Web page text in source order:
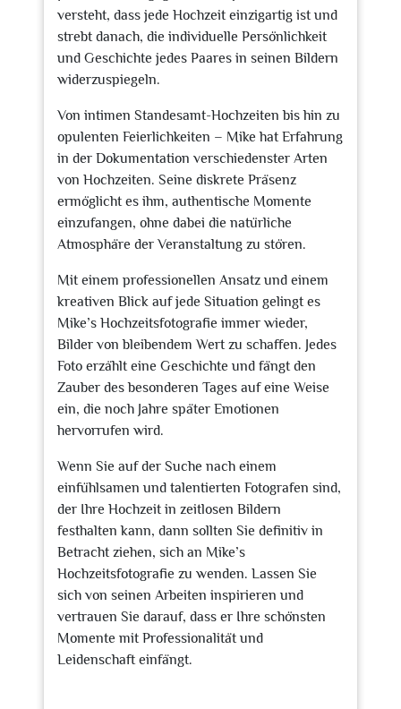
versteht, dass jede Hochzeit einzigartig ist und
strebt danach, die individuelle Persönlichkeit
und Geschichte jedes Paares in seinen Bildern
widerzuspiegeln.
Von intimen Standesamt-Hochzeiten bis hin zu
opulenten Feierlichkeiten – Mike hat Erfahrung
in der Dokumentation verschiedenster Arten
von Hochzeiten. Seine diskrete Präsenz
ermöglicht es ihm, authentische Momente
einzufangen, ohne dabei die natürliche
Atmosphäre der Veranstaltung zu stören.
Mit einem professionellen Ansatz und einem
kreativen Blick auf jede Situation gelingt es
Mike’s Hochzeitsfotografie immer wieder,
Bilder von bleibendem Wert zu schaffen. Jedes
Foto erzählt eine Geschichte und fängt den
Zauber des besonderen Tages auf eine Weise
ein, die noch Jahre später Emotionen
hervorrufen wird.
Wenn Sie auf der Suche nach einem
einfühlsamen und talentierten Fotografen sind,
der Ihre Hochzeit in zeitlosen Bildern
festhalten kann, dann sollten Sie definitiv in
Betracht ziehen, sich an Mike’s
Hochzeitsfotografie zu wenden. Lassen Sie
sich von seinen Arbeiten inspirieren und
vertrauen Sie darauf, dass er Ihre schönsten
Momente mit Professionalität und
Leidenschaft einfängt.